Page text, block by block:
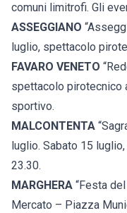
comuni limitrofi. Gli
ASSEGGIANO
luglio, spettacolo
FAVARO VENETO
spettacolo pirotecnico
sportivo.
MALCONTENTA
luglio. Sabato 15
23.30.
MARGHERA “Festa
Mercato – Piazza